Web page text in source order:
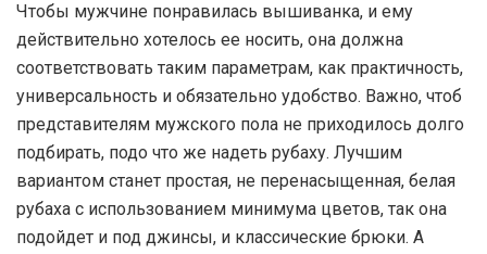
Чтобы мужчине понравилась вышиванка, и ему
действительно хотелось ее носить, она должна
соответствовать таким параметрам, как практичность,
универсальность и обязательно удобство. Важно, чтоб
представителям мужского пола не приходилось долго
подбирать, подо что же надеть рубаху. Лучшим
вариантом станет простая, не перенасыщенная, белая
рубаха с использованием минимума цветов, так она
подойдет и под джинсы, и классические брюки. А